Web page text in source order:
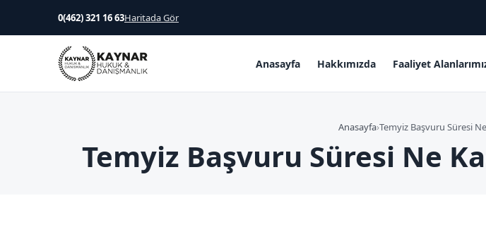
0(462) 321 16 63Haritada Gör
Anasayfa Hakkımızda Faaliyet
Anasayfa›Temyiz Başvuru Süresi
Temyiz Başvuru Süresi Ne